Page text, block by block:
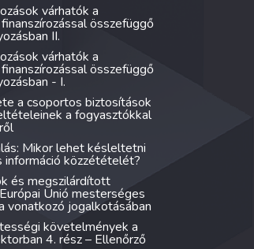
várhatók a
összefüggő
II.
várhatók a
összefüggő
- I.
a csoportos biztosítások
a fogyasztókkal
Mikor lehet késleltetni
információ közzétételét?
és megszilárdított
Unió mesterséges
vonatkozó jogalkotásában
követelmények a
4. rész – Ellenőrző